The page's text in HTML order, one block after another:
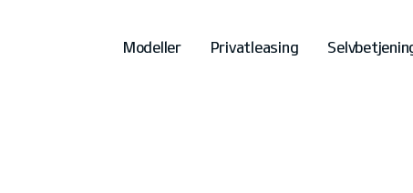
Modeller Privatleasing